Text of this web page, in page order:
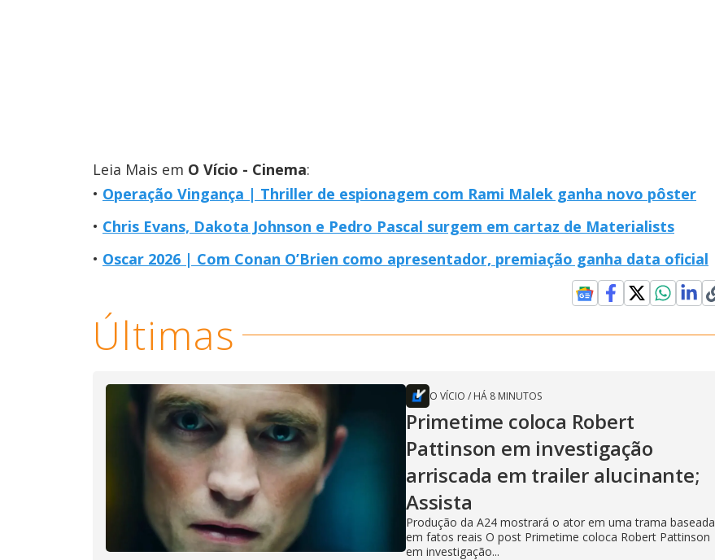
Leia Mais em O Vício - Cinema:
Operação Vingança | Thriller de espionagem com Rami Malek ganha novo pôster
Chris Evans, Dakota Johnson e Pedro Pascal surgem em cartaz de Materialists
Oscar 2026 | Com Conan O’Brien como apresentador, premiação ganha data oficial
Últimas
O VÍCIO / HÁ 8 MINUTOS
Primetime coloca Robert
Pattinson em investigação
arriscada em trailer alucinante;
Assista
Produção da A24 mostrará o ator em uma trama baseada
em fatos reais O post Primetime coloca Robert Pattinson
em investigação...